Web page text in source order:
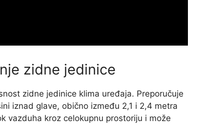
zidne jedinice
zidne jedinice klima uređaja. Preporučuje
iznad glave, obično između 2,1 i 2,4 metra
vazduha kroz celokupnu prostoriju i može